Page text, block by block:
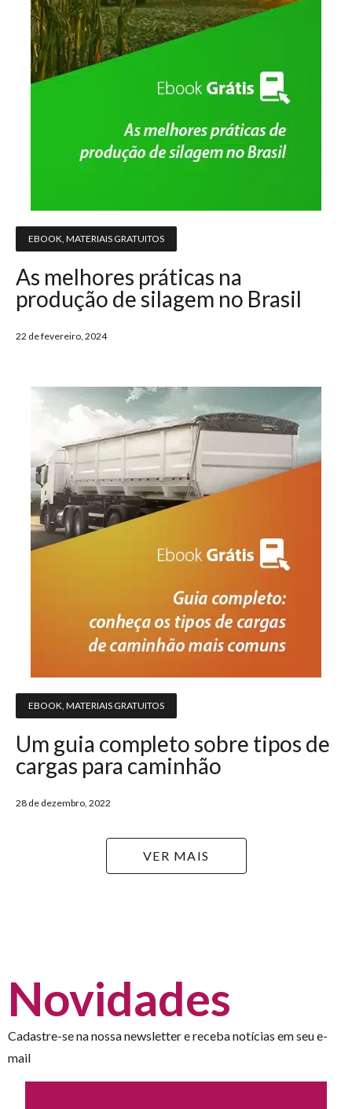
EBOOK MATERIAIS GRATUITOS
As melhores práticas na
produção de silagem no Brasil
22 de fevereiro, 2024
EBOOK MATERIAIS GRATUITOS
Um guia completo sobre tipos de
cargas para caminhão
28 de dezembro, 2022
VER MAIS
Novidades
Cadastre-se na nossa newsletter e receba notícias em seu e-
mail